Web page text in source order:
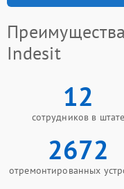
Indesit
12
сотрудников в штате
2672
отремонтированных